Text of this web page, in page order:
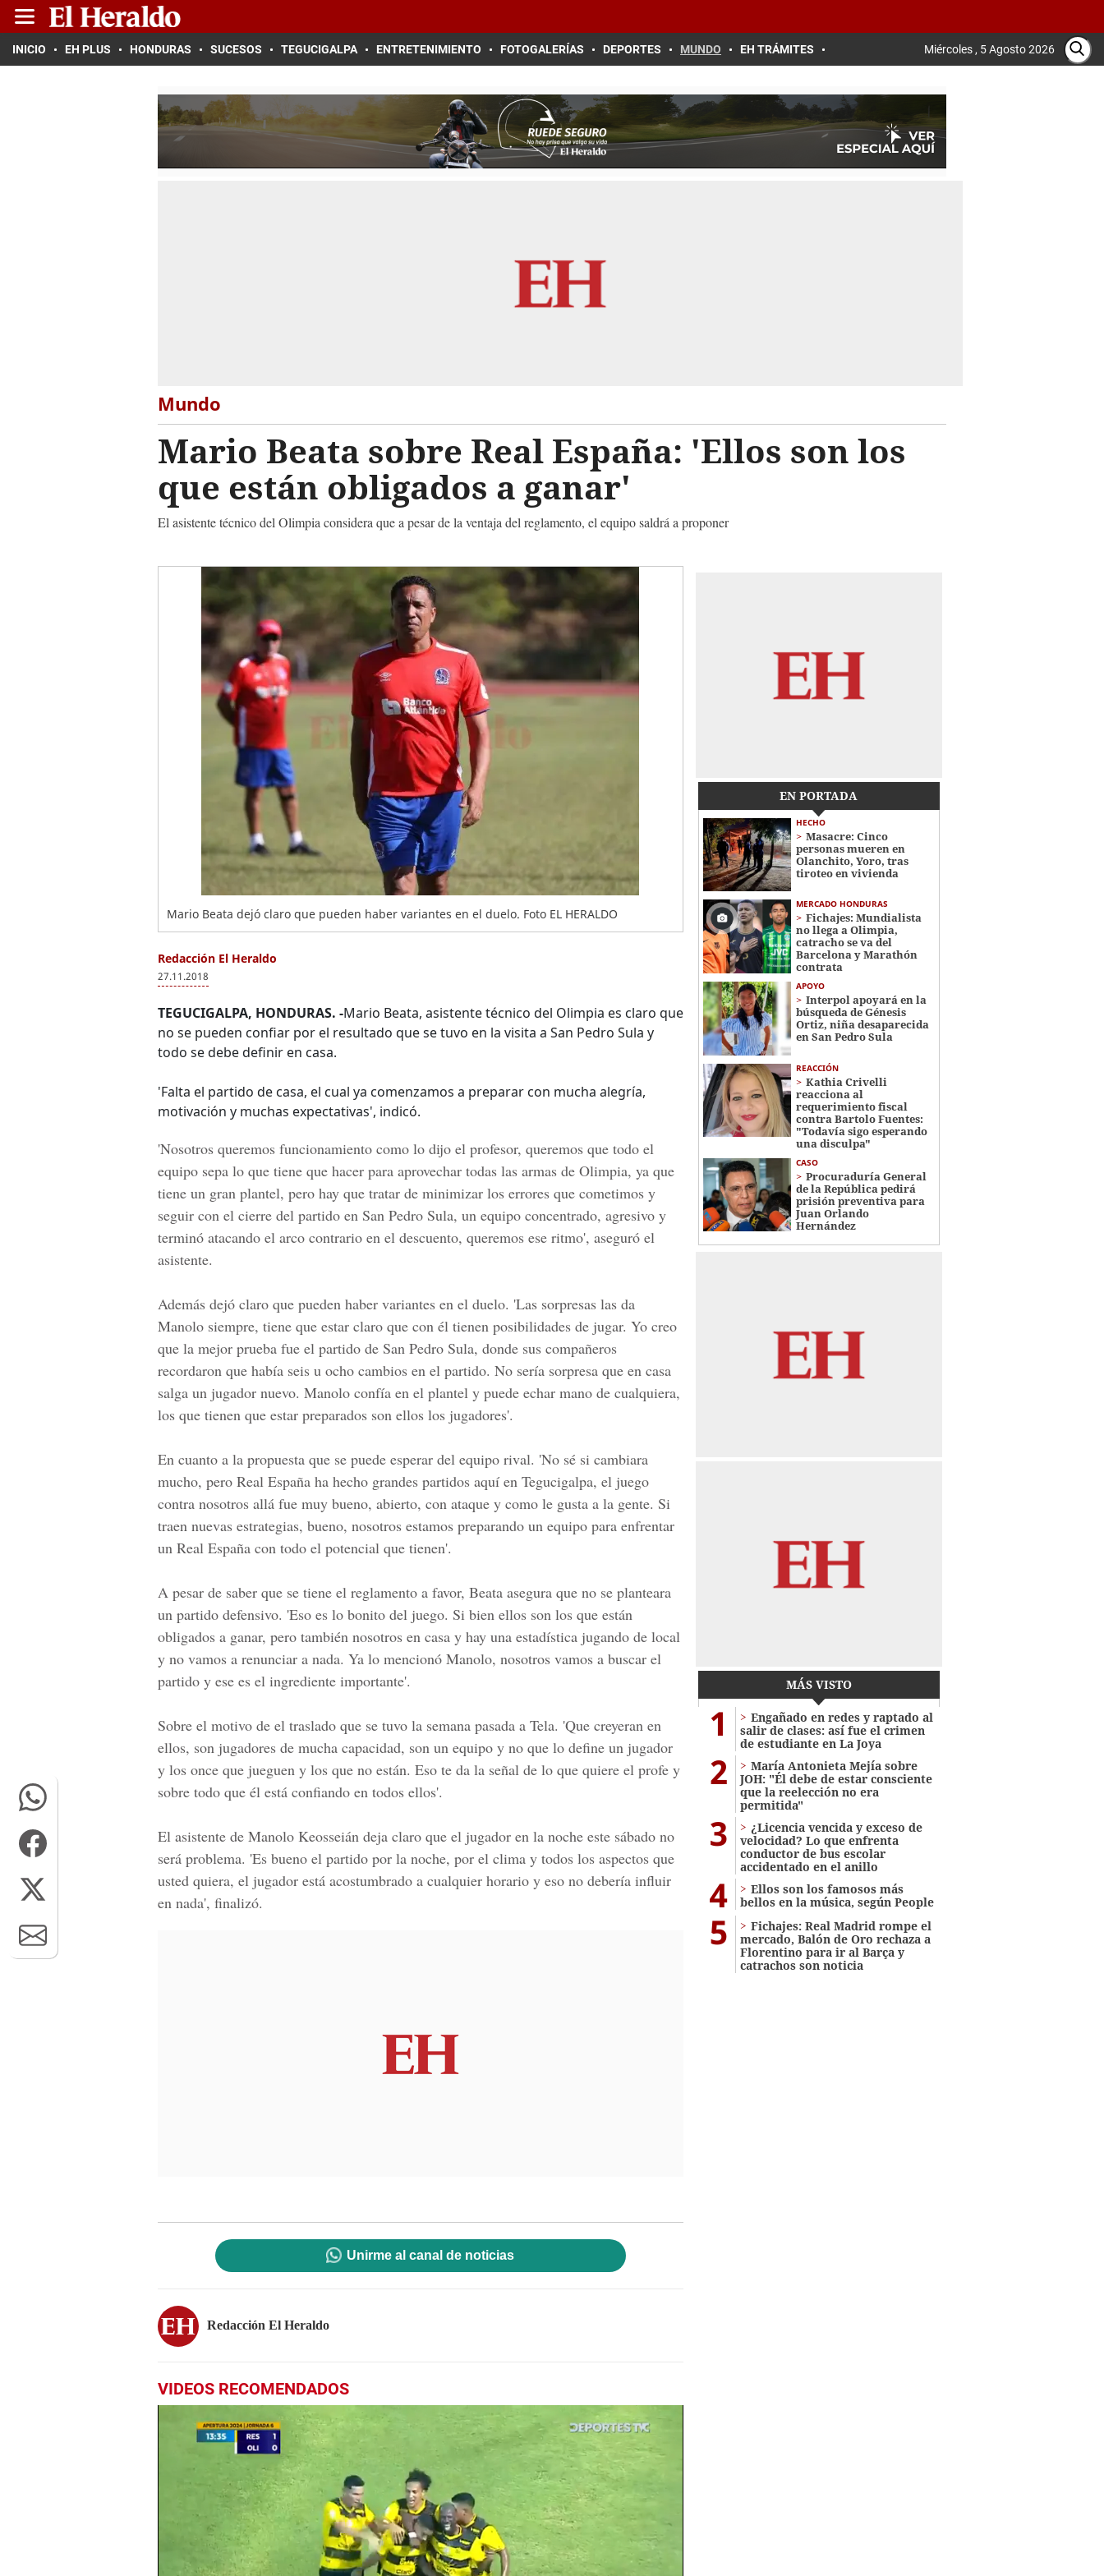
INICIO EH PLUS HONDURAS SUCESOS TEGUCIGALPA ENTRETENIMIENTO FOTOGALERÍAS DEPORTES MUNDO EH TRÁMITES Miércoles , 5 Agosto 2026
Mundo
Mario Beata sobre Real España: 'Ellos son los
que están obligados a ganar'
El asistente técnico del Olimpia considera que a pesar de la ventaja del reglamento, el equipo saldrá a proponer
Mario Beata dejó claro que pueden haber variantes en el duelo. Foto EL HERALDO
Redacción El Heraldo
27.11.2018
TEGUCIGALPA, HONDURAS. -Mario Beata, asistente técnico del Olimpia es claro que
no se pueden confiar por el resultado que se tuvo en la visita a San Pedro Sula y
todo se debe definir en casa.
'Falta el partido de casa, el cual ya comenzamos a preparar con mucha alegría,
motivación y muchas expectativas', indicó.
'Nosotros queremos funcionamiento como lo dijo el profesor, queremos que todo el
equipo sepa lo que tiene que hacer para aprovechar todas las armas de Olimpia, ya que
tiene un gran plantel, pero hay que tratar de minimizar los errores que cometimos y
seguir con el cierre del partido en San Pedro Sula, un equipo concentrado, agresivo y
terminó atacando el arco contrario en el descuento, queremos ese ritmo', aseguró el
asistente.
Además dejó claro que pueden haber variantes en el duelo. 'Las sorpresas las da
Manolo siempre, tiene que estar claro que con él tienen posibilidades de jugar. Yo creo
que la mejor prueba fue el partido de San Pedro Sula, donde sus compañeros
recordaron que había seis u ocho cambios en el partido. No sería sorpresa que en casa
salga un jugador nuevo. Manolo confía en el plantel y puede echar mano de cualquiera,
los que tienen que estar preparados son ellos los jugadores'.
En cuanto a la propuesta que se puede esperar del equipo rival. 'No sé si cambiara
mucho, pero Real España ha hecho grandes partidos aquí en Tegucigalpa, el juego
contra nosotros allá fue muy bueno, abierto, con ataque y como le gusta a la gente. Si
traen nuevas estrategias, bueno, nosotros estamos preparando un equipo para enfrentar
un Real España con todo el potencial que tienen'.
A pesar de saber que se tiene el reglamento a favor, Beata asegura que no se planteara
un partido defensivo. 'Eso es lo bonito del juego. Si bien ellos son los que están
obligados a ganar, pero también nosotros en casa y hay una estadística jugando de local
y no vamos a renunciar a nada. Ya lo mencionó Manolo, nosotros vamos a buscar el
partido y ese es el ingrediente importante'.
Sobre el motivo de el traslado que se tuvo la semana pasada a Tela. 'Que creyeran en
ellos, son jugadores de mucha capacidad, son un equipo y no que lo define un jugador
y los once que jueguen y los que no están. Eso te da la señal de lo que quiere el profe y
sobre todo que él está confiando en todos ellos'.
El asistente de Manolo Keosseián deja claro que el jugador en la noche este sábado no
será problema. 'Es bueno el partido por la noche, por el clima y todos los aspectos que
usted quiera, el jugador está acostumbrado a cualquier horario y eso no debería influir
en nada', finalizó.
Unirme al canal de noticias
Redacción El Heraldo
VIDEOS RECOMENDADOS
EN PORTADA
HECHO
Masacre: Cinco
personas mueren en
Olanchito, Yoro, tras
tiroteo en vivienda
MERCADO HONDURAS
Fichajes: Mundialista
no llega a Olimpia,
catracho se va del
Barcelona y Marathón
contrata
APOYO
Interpol apoyará en la
búsqueda de Génesis
Ortiz, niña desaparecida
en San Pedro Sula
REACCIÓN
Kathia Crivelli
reacciona al
requerimiento fiscal
contra Bartolo Fuentes:
"Todavía sigo esperando
una disculpa"
CASO
Procuraduría General
de la República pedirá
prisión preventiva para
Juan Orlando
Hernández
MÁS VISTO
1
Engañado en redes y raptado al
salir de clases: así fue el crimen
de estudiante en La Joya
2
María Antonieta Mejía sobre
JOH: "Él debe de estar consciente
que la reelección no era
permitida"
3
¿Licencia vencida y exceso de
velocidad? Lo que enfrenta
conductor de bus escolar
accidentado en el anillo
4
Ellos son los famosos más
bellos en la música, según People
5
Fichajes: Real Madrid rompe el
mercado, Balón de Oro rechaza a
Florentino para ir al Barça y
catrachos son noticia